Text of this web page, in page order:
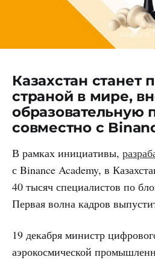
Казахстан станет
страной в мире,
образовательную
совместно с
В рамках инициативы,
с Binance Academy, в
40 тысяч специалистов по
Первая волна кадров
19 декабря министр
аэрокосмической